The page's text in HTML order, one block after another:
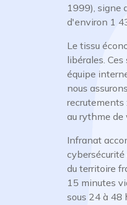
1999), signe
d'environ 1
Le tissu
libérales.
équipe
nous
recrutements
au rythme
Infranat
du territoire
15 minutes
sous 24 à 48